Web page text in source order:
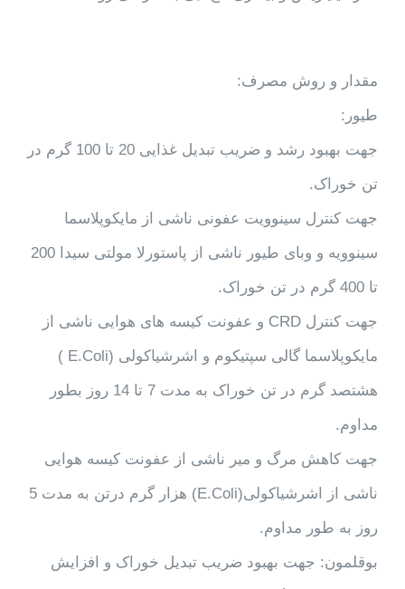
مقدار و روش مصرف:
طیور:
جهت بهبود رشد و ضریب تبدیل غذایی 20 تا 100 گرم در
تن خوراک.
جهت کنترل سینوویت عفونی ناشی از مایکوپلاسما
سینوویه و وبای طیور ناشی از پاستورلا مولتی سیدا 200
تا 400 گرم در تن خوراک.
جهت کنترل CRD و عفونت کیسه های هوایی ناشی از
مایکوپلاسما گالی سپتیکوم و اشرشیاکولی (E.Coli )
هشتصد گرم در تن خوراک به مدت 7 تا 14 روز بطور
مداوم.
جهت کاهش مرگ و میر ناشی از عفونت کیسه هوایی
ناشی از اشرشیاکولی(E.Coli) هزار گرم درتن به مدت 5
روز به طور مداوم.
بوقلمون: جهت بهبود ضریب تبدیل خوراک و افزایش